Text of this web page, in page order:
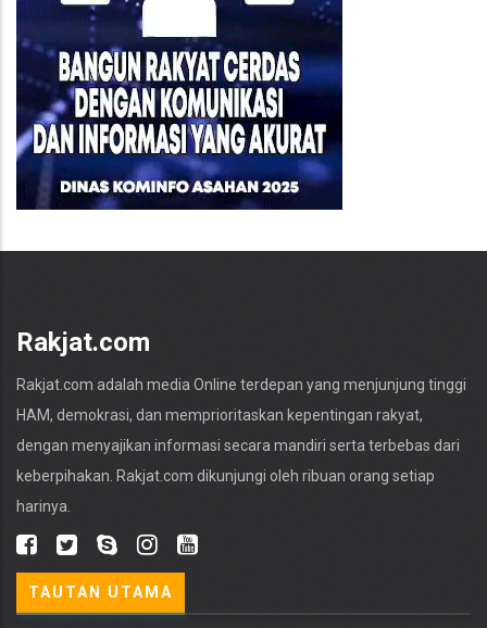
Rakjat.com
Rakjat.com adalah media Online terdepan yang menjunjung tinggi
HAM, demokrasi, dan memprioritaskan kepentingan rakyat,
dengan menyajikan informasi secara mandiri serta terbebas dari
keberpihakan. Rakjat.com dikunjungi oleh ribuan orang setiap
harinya.
TAUTAN UTAMA